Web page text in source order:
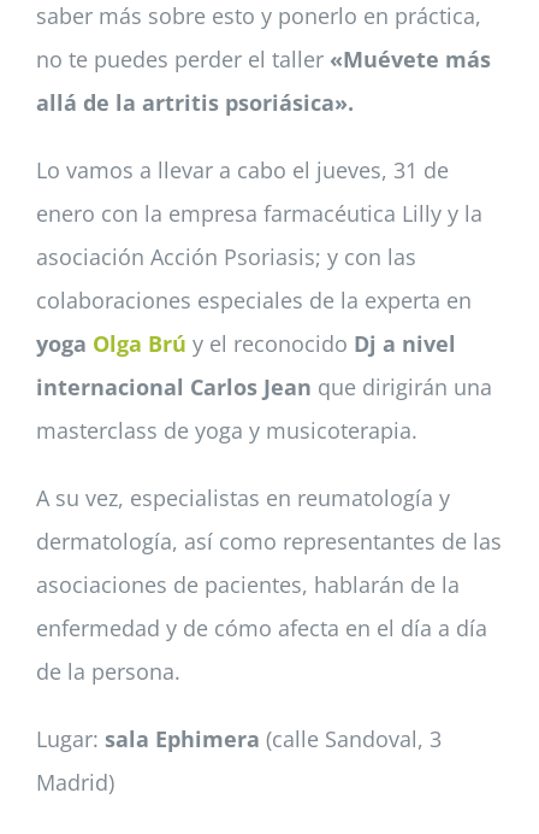
saber más sobre esto y ponerlo en práctica,
no te puedes perder el taller «Muévete más
allá de la artritis psoriásica».
Lo vamos a llevar a cabo el jueves, 31 de
enero con la empresa farmacéutica Lilly y la
asociación Acción Psoriasis; y con las
colaboraciones especiales de la experta en
yoga Olga Brú y el reconocido Dj a nivel
internacional Carlos Jean que dirigirán una
masterclass de yoga y musicoterapia.
A su vez, especialistas en reumatología y
dermatología, así como representantes de las
asociaciones de pacientes, hablarán de la
enfermedad y de cómo afecta en el día a día
de la persona.
Lugar: sala Ephimera (calle Sandoval, 3
Madrid)